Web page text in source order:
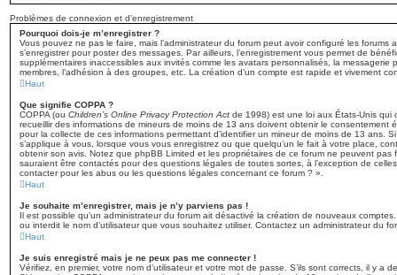
Problèmes de connexion et d’enregistrement
Pourquoi dois-je m’enregistrer ?
Vous pouvez ne pas le faire, mais l’administrateur du forum peut avoir configuré les forums
s’enregistrer pour poster des messages. Par ailleurs, l’enregistrement vous permet de
supplémentaires inaccessibles aux invités comme les avatars personnalisés, la messagerie
membres, l’adhésion à des groupes, etc. La création d’un compte est rapide et vivement
Haut
Que signifie COPPA ?
COPPA (ou Children’s Online Privacy Protection Act de 1998) est une loi aux États-Unis qui
recueillir des informations de mineurs de moins de 13 ans doivent obtenir le consentement
pour la collecte de ces informations permettant d’identifier un mineur de moins de 13 ans.
s’applique à vous, lorsque vous vous enregistrez ou que quelqu’un le fait à votre place,
obtenir son avis. Notez que phpBB Limited et les propriétaires de ce forum ne peuvent pas
sauraient être contactés pour des questions légales de toutes sortes, à l’exception de
contacter pour les abus ou les questions légales concernant ce forum ? ».
Haut
Je souhaite m’enregistrer, mais je n’y parviens pas !
Il est possible qu’un administrateur du forum ait désactivé la création de nouveaux
ou interdit le nom d’utilisateur que vous souhaitez utiliser. Contactez un administrateur du
Haut
Je suis enregistré mais je ne peux pas me connecter !
Vérifiez, en premier, votre nom d’utilisateur et votre mot de passe. S’ils sont corrects, il y a